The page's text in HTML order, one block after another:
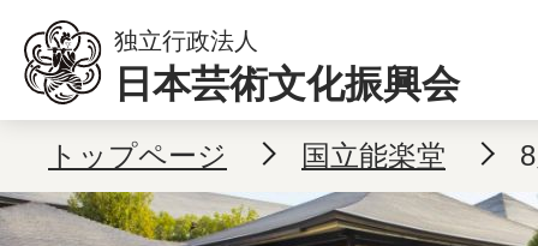
本文へ移動
独立行政法人
日本芸術文化振興会
トップページ 国立能楽堂